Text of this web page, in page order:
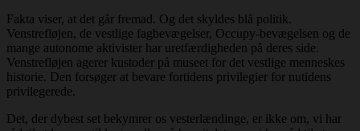
Fakta viser, at det går fremad. Og det skyldes blå politik.
Venstrefløjen, de vestlige fagbevægelser, Occupy-bevægelsen og de
mange autonome aktivister har uretfærdigheden på deres side.
Venstrefløjen agerer kustoder på museet for det vestlige menneskes
historie. Den forsøger at bevare fortidens privilegier for nutidens
privilegerede.
Det, der dybest set bekymrer os vesterlændinge, er ikke om, vi har